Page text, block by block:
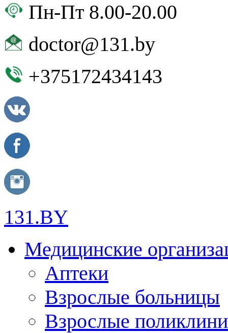
Пн-Пт 8.00-20.00
doctor@131.by
+375172434143
131.BY
Медицинские
Аптеки
Взрослые больницы
Взрослые